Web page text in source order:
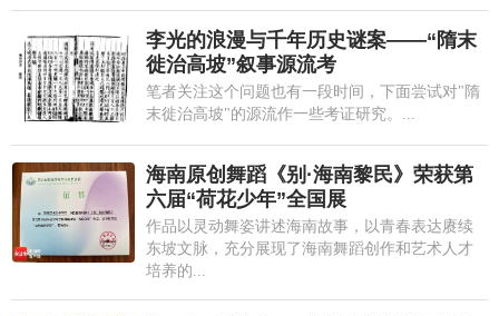
李光的浪漫与千年历史谜案——“隋末
徙治高坡”叙事源流考
笔者关注这个问题也有一段时间，下面尝试对"隋
末徙治高坡"的源流作一些考证研究。...
海南原创舞蹈《别·海南黎民》荣获第
六届“荷花少年”全国展
作品以灵动舞姿讲述海南故事，以青春表达赓续
东坡文脉，充分展现了海南舞蹈创作和艺术人才
培养的...